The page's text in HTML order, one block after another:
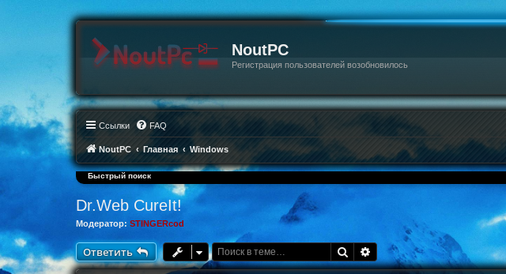
NoutPC
Регистрация пользователей возобновилось
Ссылки FAQ
NoutPC Главная Windows
Быстрый поиск
Dr.Web CureIt!
Модератор: STINGERcod
Ответить Поиск Расширенный поиск